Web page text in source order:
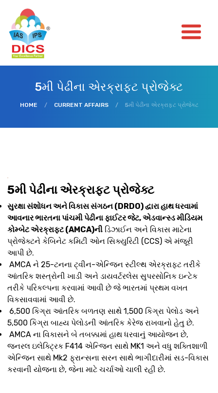
5મી પેઢીના એરક્રાફ્ટ પ્રોજેક્ટ
HOME / CURRENT AFFAIRS / 5મી પેઢીના એરક્રાફ્ટ પ્રોજેક્ટ
5મી પેઢીના એરક્રાફ્ટ પ્રોજેક્ટ
સુરક્ષા સંશોધન અને વિકાસ સંગઠન (DRDO) દ્વારા હાથ ધરવામાં
આવનાર ભારતના પાંચમી પેઢીના ફાઈટર જેટ, એડવાન્સ્ડ મીડિયમ
કોમ્બેટ એરક્રાફ્ટ (AMCA)ની ડિઝાઈન અને વિકાસ માટેના
પ્રોજેક્ટને કેબિનેટ કમિટી ઓન સિક્યુરિટી (CCS) એ મંજૂરી
આપી છે.
AMCA ને 25-ટનના ટ્વીન-એન્જિન સ્ટીલ્થ એરક્રાફ્ટ તરીકે
આંતરિક શસ્ત્રોની ખાડી અને ડાયવર્ટરલેસ સુપરસોનિક ઇન્ટેક
તરીકે પરિકલ્પના કરવામાં આવી છે જે ભારતમાં પ્રથમ વખત
વિકસાવવામાં આવી છે.
6,500 કિગ્રા આંતરિક બળતણ સાથે 1,500 કિગ્રા પેલોડ અને
5,500 કિગ્રા બાહ્ય પેલોડની આંતરિક કેરેજ રાખવાનો હેતુ છે.
AMCA ના વિકાસને બે તબક્કામાં હાથ ધરવાનું આયોજન છે,
જનરલ ઇલેક્ટ્રિક F414 એન્જિન સાથે MK1 અને વધુ શક્તિશાળી
એન્જિન સાથે Mk2 ફ્રાન્સના સરન સાથે ભાગીદારીમાં સડ-વિકાસ
કરવાની યોજના છે, જેના માટે ચર્ચાઓ ચાલી રહી છે.